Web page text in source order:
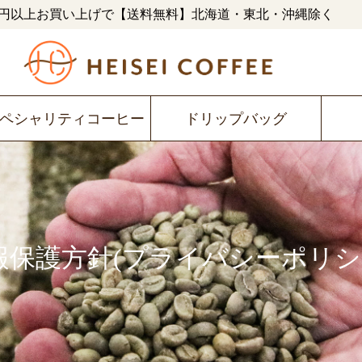
以上お買い上げで【送料無料】北海道・東北・沖縄除く
シャリティコーヒー ドリップバッグ
保護方針(プライバシーポリ